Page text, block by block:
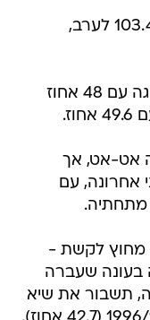
* מיאמי, לעומת זאת, קולעת רק 103.4 לערב,
* אשתקד הוליכו הלייקרס את הליגה עם 48 אחוז
אט-אט, אך
אחרונה, עם
העונה 43.9 אחוז מחוץ לקשת -
בעונה שעברה
תשבור את שיא